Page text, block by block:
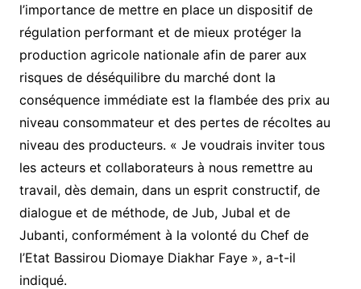
l’importance de mettre en place un dispositif de
régulation performant et de mieux protéger la
production agricole nationale afin de parer aux
risques de déséquilibre du marché dont la
conséquence immédiate est la flambée des prix au
niveau consommateur et des pertes de récoltes au
niveau des producteurs. « Je voudrais inviter tous
les acteurs et collaborateurs à nous remettre au
travail, dès demain, dans un esprit constructif, de
dialogue et de méthode, de Jub, Jubal et de
Jubanti, conformément à la volonté du Chef de
l’Etat Bassirou Diomaye Diakhar Faye », a-t-il
indiqué.